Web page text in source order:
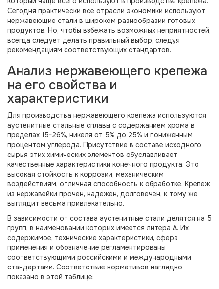
Сегодня практически все отрасли экономики используют
нержавеющие стали в широком разнообразии готовых
продуктов. Но, чтобы взбежать возможных неприятностей,
всегда следует делать правильный выбор, следуя
рекомендациям соответствующих стандартов.
Анализ нержавеющего крепежа
на его свойства и
характеристики
Для производства нержавеющего крепежа используются
аустенитные стальные сплавы с содержанием хрома в
пределах 15-26%, никеля от 5% до 25% и пониженным
процентом углерода. Присутствие в составе исходного
сырья этих химических элементов обуславливает
качественные характеристики конечного продукта. Это
высокая стойкость к коррозии, механическим
воздействиям, отличная способность к обработке. Крепеж
из нержавейки прочен, надежен, долговечен, к тому же
выглядит весьма привлекательно.
В зависимости от состава аустенитные стали делятся на 5
групп, в наименовании которых имеется литера А. Их
содержимое, технические характеристики, сфера
применения и обозначение регламентированы
соответствующими российскими и международными
стандартами. Соответствие нормативов наглядно
показано в этой таблице: